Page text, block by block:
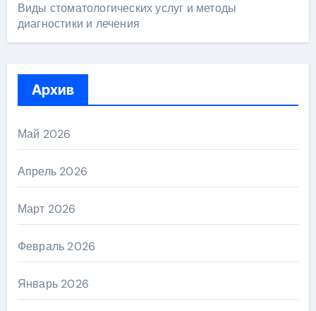
Виды стоматологических услуг и методы
диагностики и лечения
Архив
Май 2026
Апрель 2026
Март 2026
Февраль 2026
Январь 2026